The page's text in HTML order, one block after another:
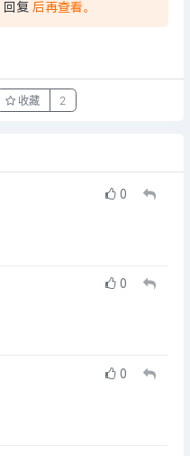
回复 后再查看。
收藏 2
0
0
0